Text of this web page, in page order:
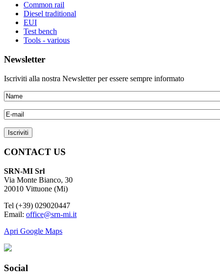
Common rail
Diesel traditional
EUI
Test bench
Tools - various
Newsletter
Iscriviti alla nostra Newsletter per essere sempre informato
CONTACT US
SRN-MI Srl
Via Monte Bianco, 30
20010 Vittuone (Mi)
Tel (+39) 029020447
Email: office@srn-mi.it
Apri Google Maps
Social